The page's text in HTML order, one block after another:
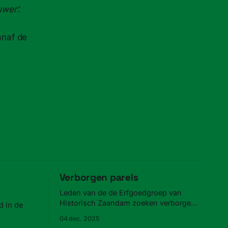
de
in de
Verborgen parels
Leden van de de Erfgoedgroep van
Historisch Zaandam zoeken verborgen
04 dec. 2025